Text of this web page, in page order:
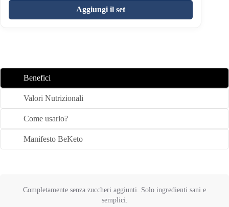
Aggiungi il set
Benefici
Valori Nutrizionali
Come usarlo?
Manifesto BeKeto
Completamente senza zuccheri aggiunti. Solo ingredienti sani e
semplici.